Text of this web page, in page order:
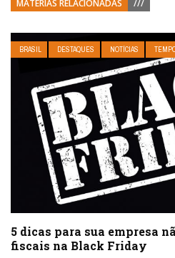
MATÉRIAS RELACIONADAS ///
BRASIL DESTAQUES NOTÍCIAS
5 dicas para sua empresa
fiscais na Black Friday